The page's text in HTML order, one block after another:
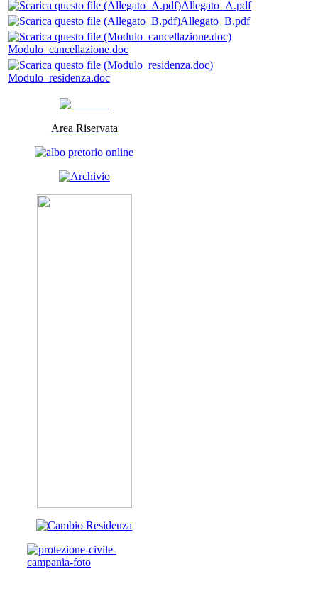
Allegato_A.pdf
Allegato_B.pdf
Modulo_cancellazione.doc
Modulo_residenza.doc
Area Riservata